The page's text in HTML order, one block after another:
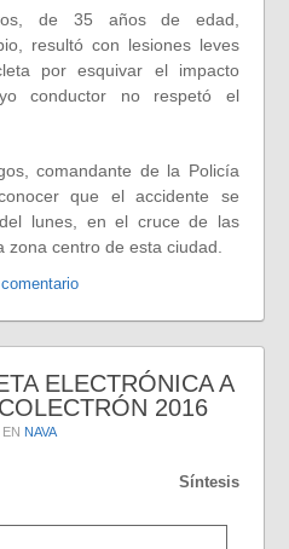
de 35 años de edad,
resultó con lesiones leves
por esquivar el impacto
conductor no respetó el
comandante de la Policía
que el accidente se
lunes, en el cruce de las
zona centro de esta ciudad.
ELECTRÓNICA A
2016
EN NAVA
Síntesis